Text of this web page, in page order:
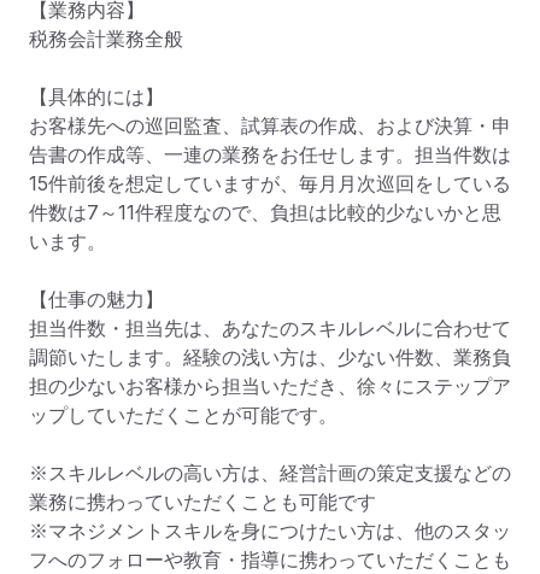
【業務内容】
税務会計業務全般
【具体的には】
お客様先への巡回監査、試算表の作成、および決算・申
告書の作成等、一連の業務をお任せします。担当件数は
15件前後を想定していますが、毎月月次巡回をしている
件数は7～11件程度なので、負担は比較的少ないかと思
います。
【仕事の魅力】
担当件数・担当先は、あなたのスキルレベルに合わせて
調節いたします。経験の浅い方は、少ない件数、業務負
担の少ないお客様から担当いただき、徐々にステップア
ップしていただくことが可能です。
※スキルレベルの高い方は、経営計画の策定支援などの
業務に携わっていただくことも可能です
※マネジメントスキルを身につけたい方は、他のスタッ
フへのフォローや教育・指導に携わっていただくことも